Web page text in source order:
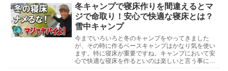
ャンプ参考動...
冬キャンプで寝床作りを間違えるとマ
ジで命取り！安心で快適な寝床とは？
雪中キャンプ
今までいろいろと冬のキャンプをやってきました
が、その時に作るベースキャンプはかなり気を使い
ます。特に寝床が重要ですね。キャンプにおいて安
心で快適な寝床を作るといのは楽しいと言う事にも